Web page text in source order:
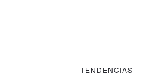
TENDENCIAS